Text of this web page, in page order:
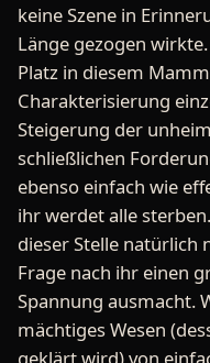
keine Szene in
Länge gezogen
Platz in diesem
Charakterisierung
Steigerung der
schließlichen
ebenso einfach wie
ihr werdet alle
dieser Stelle natürlich
Frage nach ihr einen
Spannung ausmacht.
mächtiges Wesen